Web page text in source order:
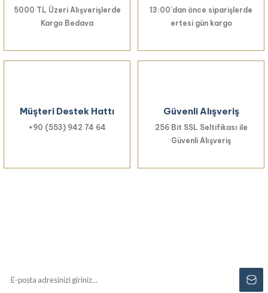
5000 TL Üzeri Alışverişlerde
Kargo Bedava
13:00’dan önce siparişlerde
ertesi gün kargo
Müşteri Destek Hattı
+90 (553) 942 74 64
Güvenli Alışveriş
256 Bit SSL Seltifikası ile
Güvenli Alışveriş